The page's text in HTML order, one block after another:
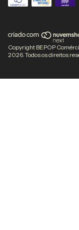
Copyright BEPOP
2026. Todos os direitos